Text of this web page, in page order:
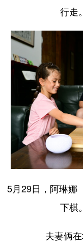
行走
5月29日，阿琳娜
下棋
夫妻俩